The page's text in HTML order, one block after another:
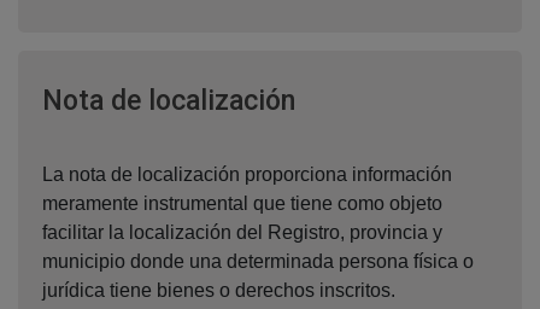
Nota de localización
La nota de localización proporciona información
meramente instrumental que tiene como objeto
facilitar la localización del Registro, provincia y
municipio donde una determinada persona física o
jurídica tiene bienes o derechos inscritos.